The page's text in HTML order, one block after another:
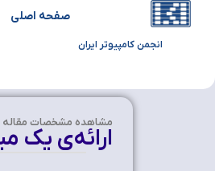
انجمن کامپیوتر ایران
صفحه اصلی
مشاهده‌ مشخصات مقاله
ارائه‌ی یک